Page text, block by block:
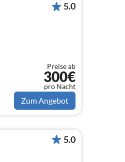
5.0
Preise ab
300€
pro Nacht
Zum Angebot
5.0